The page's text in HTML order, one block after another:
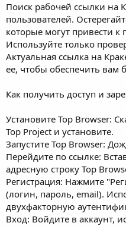
Поиск рабочей ссылки на
пользователей.
которые могут привести
Используйте только
Актуальная ссылка на
ее, чтобы обеспечить вам
Как получить доступ и
Установите Toр Browser:
Toр Project и установите.
Запустите Toр Browser:
Перейдите по ссылке:
адресную строку Toр
Регистрация: Нажмите
(логин, пароль, email).
двухфакторную
Вход: Войдите в аккаунт,